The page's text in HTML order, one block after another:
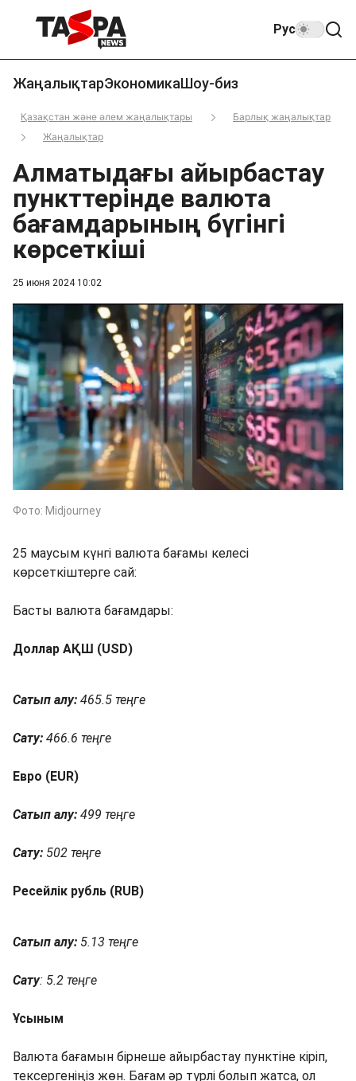
Рус
ЖаңалықтарЭкономикаШоу-биз
Қазақстан және әлем жаңалықтары
Барлық жаңалықтар
Жаңалықтар
25 июня 2024 10:02
Алматыдағы айырбастау
пункттерінде валюта
бағамдарының бүгінгі
көрсеткіші
Фото: Midjourney
25 маусым күнгі валюта бағамы келесі
көрсеткіштерге сай:
Басты валюта бағамдары:
Доллар АҚШ (USD)
Сатып алу: 465.5 теңге
Сату: 466.6 теңге
Евро (EUR)
Сатып алу: 499 теңге
Сату: 502 теңге
Ресейлік рубль (RUB)
Сатып алу: 5.13 теңге
Сату: 5.2 теңге
Ұсыным
Валюта бағамын бірнеше айырбастау пунктіне кіріп,
тексергеніңіз жөн. Бағам әр түрлі болып жатса, ол